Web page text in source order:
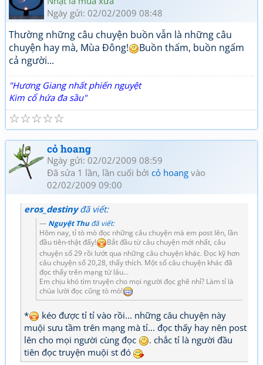
Ngày gửi: 02/02/2009 08:48
Thường những câu chuyện buồn vẫn là những câu
chuyện hay mà, Mùa Đông!
Buồn thấm, buồn ngấm
cả người...
"Hương Giang nhất phiến nguyệt
Kim cổ hứa đa sầu"
☆
☆
☆
☆
☆
cỏ hoang
Ngày gửi: 02/02/2009 08:59
Đã sửa 1 lần, lần cuối bởi cỏ hoang vào
02/02/2009 09:00
eros_destinyđã viết:
Nguyệt Thuđã viết:
Hôm nay, tỉ tò mò đọc những câu chuyện mà em post lên, lần
đầu tiên-thật đấy!
Bắt đầu từ câu chuyện mới nhất, câu
chuyện số 29 rồi lướt qua những câu chuyện khác. Đọc kỹ hơn
câu chuyện số 20,28, thấy thích. Một số câu chuyện khác đã
đọc thấy trên mạng từ lâu...
Em chịu khó tìm truyện cho mọi người đọc ghê nhỉ? Làm tỉ là
chúa lười đọc cũng tò mò!
*
kéo được tỉ tỉ vào rồi... những câu chuyện này
muội sưu tầm trên mạng mà tỉ... đọc thấy hay nên post
lên cho mọi người cùng đọc
. chắc tỉ là người đầu
tiên đọc truyện muội st đó